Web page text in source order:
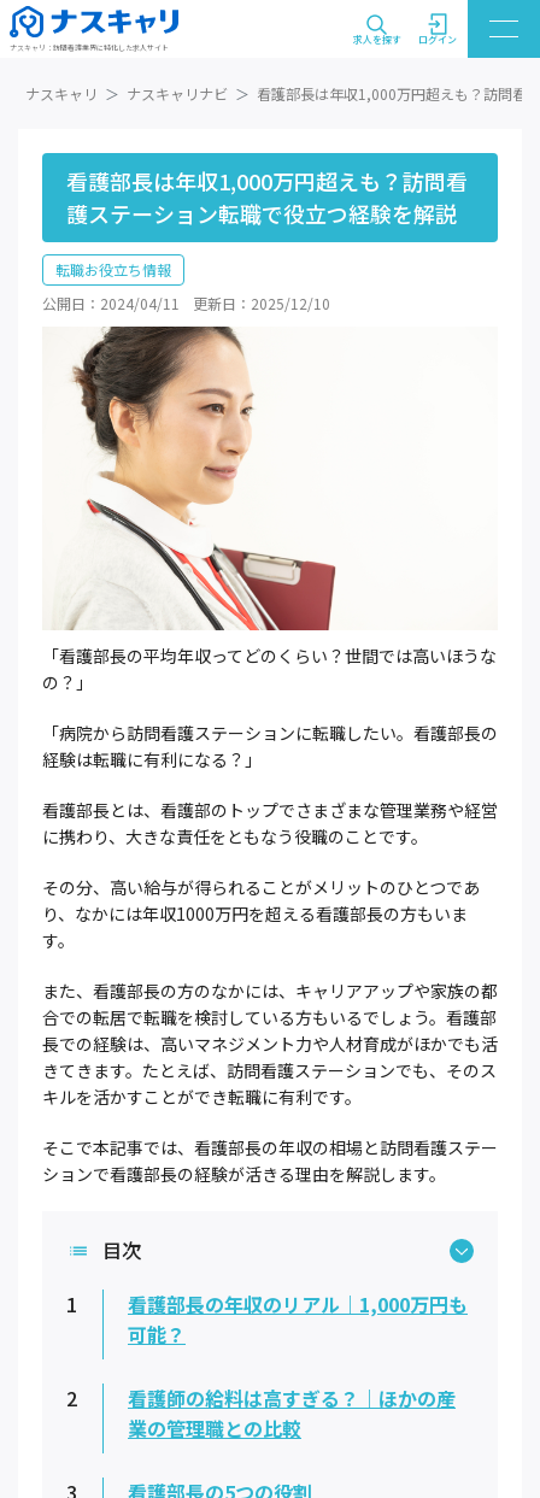
ナスキャリ：訪問看護業界に特化した求人サイト
求人を探す ログイン
ナスキャリ ナスキャリナビ 看護部長は年収1,000万円超えも？訪問看
看護部長は年収1,000万円超えも？訪問看
護ステーション転職で役立つ経験を解説
転職お役立ち情報
公開日：2024/04/11
更新日：2025/12/10
「看護部長の平均年収ってどのくらい？世間では高いほうな
の？」
「病院から訪問看護ステーションに転職したい。看護部長の
経験は転職に有利になる？」
看護部長とは、看護部のトップでさまざまな管理業務や経営
に携わり、大きな責任をともなう役職のことです。
その分、高い給与が得られることがメリットのひとつであ
り、なかには年収1000万円を超える看護部長の方もいま
す。
また、看護部長の方のなかには、キャリアアップや家族の都
合での転居で転職を検討している方もいるでしょう。看護部
長での経験は、高いマネジメント力や人材育成がほかでも活
きてきます。たとえば、訪問看護ステーションでも、そのス
キルを活かすことができ転職に有利です。
そこで本記事では、看護部長の年収の相場と訪問看護ステー
ションで看護部長の経験が活きる理由を解説します。
目次
1
看護部長の年収のリアル｜1,000万円も
可能？
2
看護師の給料は高すぎる？｜ほかの産
業の管理職との比較
3 看護部長の5つの役割